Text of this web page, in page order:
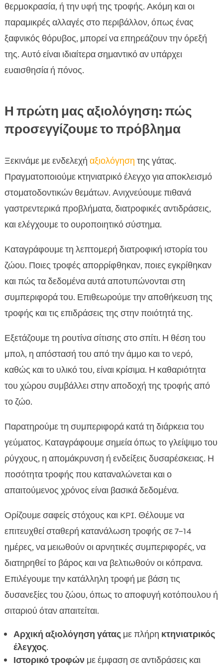
θερμοκρασία, ή την υφή της τροφής. Ακόμη και οι
παραμικρές αλλαγές στο περιβάλλον, όπως ένας
ξαφνικός θόρυβος, μπορεί να επηρεάζουν την όρεξή
της. Αυτό είναι ιδιαίτερα σημαντικό αν υπάρχει
ευαισθησία ή πόνος.
Η πρώτη μας αξιολόγηση: πώς
προσεγγίζουμε το πρόβλημα
Ξεκινάμε με ενδελεχή αξιολόγηση της γάτας.
Πραγματοποιούμε κτηνιατρικό έλεγχο για αποκλεισμό
στοματοδοντικών θεμάτων. Ανιχνεύουμε πιθανά
γαστρεντερικά προβλήματα, διατροφικές αντιδράσεις,
και ελέγχουμε το ουροποιητικό σύστημα.
Καταγράφουμε τη λεπτομερή διατροφική ιστορία του
ζώου. Ποιες τροφές απορρίφθηκαν, ποιες εγκρίθηκαν
και πώς τα δεδομένα αυτά αποτυπώνονται στη
συμπεριφορά του. Επιθεωρούμε την αποθήκευση της
τροφής και τις επιδράσεις της στην ποιότητά της.
Εξετάζουμε τη ρουτίνα σίτισης στο σπίτι. Η θέση του
μπολ, η απόστασή του από την άμμο και το νερό,
καθώς και το υλικό του, είναι κρίσιμα. Η καθαριότητα
του χώρου συμβάλλει στην αποδοχή της τροφής από
το ζώο.
Παρατηρούμε τη συμπεριφορά κατά τη διάρκεια του
γεύματος. Καταγράφουμε σημεία όπως το γλείψιμο του
ρύγχους, η απομάκρυνση ή ενδείξεις δυσαρέσκειας. Η
ποσότητα τροφής που καταναλώνεται και ο
απαιτούμενος χρόνος είναι βασικά δεδομένα.
Ορίζουμε σαφείς στόχους και KPI. Θέλουμε να
επιτευχθεί σταθερή κατανάλωση τροφής σε 7–14
ημέρες, να μειωθούν οι αρνητικές συμπεριφορές, να
διατηρηθεί το βάρος και να βελτιωθούν οι κόπρανα.
Επιλέγουμε την κατάλληλη τροφή με βάση τις
δυσανεξίες του ζώου, όπως το αποφυγή κοτόπουλου ή
σιταριού όταν απαιτείται.
Αρχική αξιολόγηση γάταςμε πλήρη κτηνιατρικός
έλεγχος.
Ιστορικό τροφώνμε έμφαση σε αντιδράσεις και